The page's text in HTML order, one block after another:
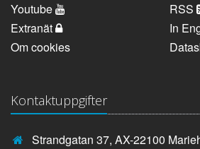
Youtube
RSS
Extranät
In
Om cookies
Kontaktuppgifter
Strandgatan 37, AX-22100